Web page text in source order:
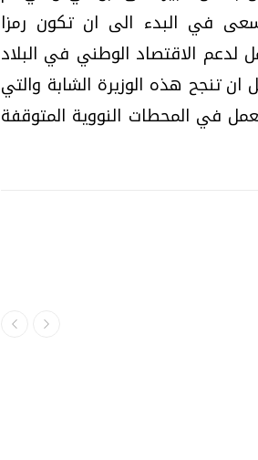
في البدء الى ان تكون رمزا
لدعم الاقتصاد الوطني في البلاد
تنجح هذه الوزيرة الشابة والتي
العمل في المحطات النووية المتوقفة